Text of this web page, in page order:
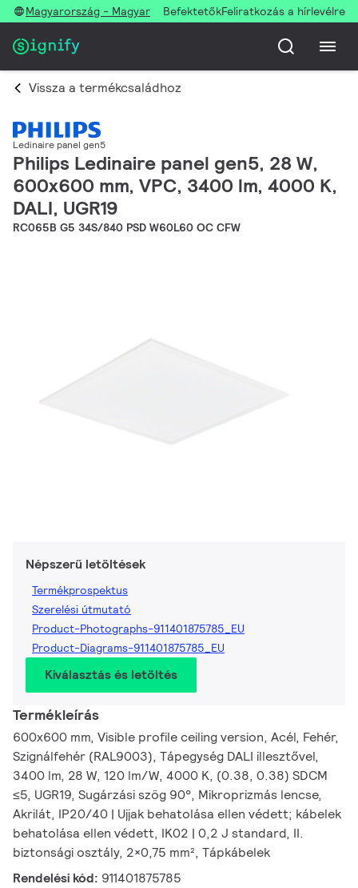
Magyarország - Magyar BefektetőkFeliratkozás a hírlevélre
Vissza a termékcsaládhoz
Ledinaire panel gen5
Philips Ledinaire panel gen5, 28 W,
600x600 mm, VPC, 3400 lm, 4000 K,
DALI, UGR19
RC065B G5 34S/840 PSD W60L60 OC CFW
Népszerű letöltések
Termékprospektus
Szerelési útmutató
Product-Photographs-911401875785_EU
Product-Diagrams-911401875785_EU
Kiválasztás és letöltés
Termékleírás
600x600 mm, Visible profile ceiling version, Acél, Fehér,
Szignálfehér (RAL9003), Tápegység DALI illesztővel,
3400 lm, 28 W, 120 lm/W, 4000 K, (0.38, 0.38) SDCM
≤5, UGR19, Sugárzási szög 90°, Mikroprizmás lencse,
Akrilát, IP20/40 | Ujjak behatolása ellen védett; kábelek
behatolása ellen védett, IK02 | 0,2 J standard, II.
biztonsági osztály, 2×0,75 mm², Tápkábelek
Rendelési kód: 911401875785